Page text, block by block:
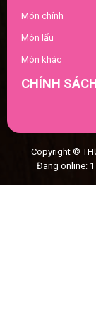
Món chính
Món lẩu
Món khác
CHÍNH
Copyright ©
Đang online: 1